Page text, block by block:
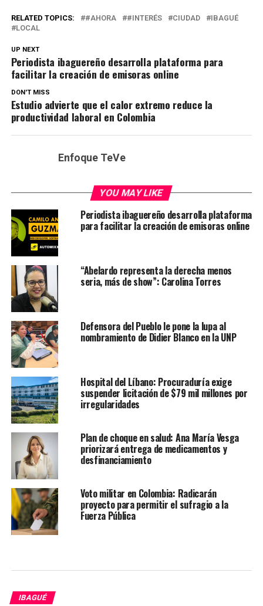
RELATED TOPICS: #AHORA #INTERÉS CIUDAD
IBAGUÉ
LOCAL
UP NEXT
Periodista ibaguereño desarrolla plataforma para
facilitar la creación de emisoras online
DON'T MISS
Estudio advierte que el calor extremo reduce la
productividad laboral en Colombia
Enfoque TeVe
YOU MAY LIKE
Periodista ibaguereño desarrolla plataforma
para facilitar la creación de emisoras online
“Abelardo representa la derecha menos
seria, más de show”: Carolina Torres
Defensora del Pueblo le pone la lupa al
nombramiento de Didier Blanco en la UNP
Hospital del Líbano: Procuraduría exige
suspender licitación de $79 mil millones por
irregularidades
Plan de choque en salud: Ana María Vesga
priorizará entrega de medicamentos y
desfinanciamiento
Voto militar en Colombia: Radicarán
proyecto para permitir el sufragio a la
Fuerza Pública
IBAGUÉ